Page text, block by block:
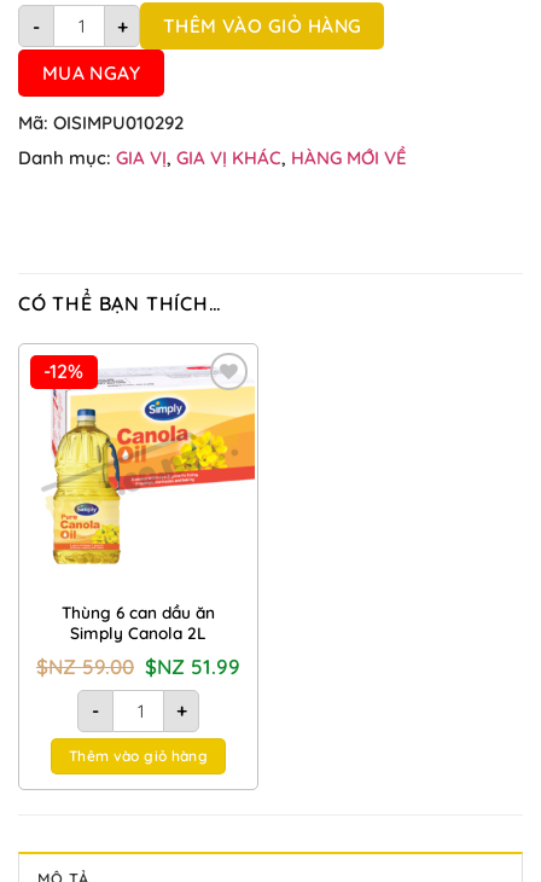
-
Dầu ăn Simply Canola can 2L số lượng
+
THÊM VÀO GIỎ HÀNG
MUA NGAY
Mã: OISIMPU010292
Danh mục: GIA VỊ, GIA VỊ KHÁC, HÀNG MỚI VỀ
CÓ THỂ BẠN THÍCH…
-12%
Add to
Wishlist
Thùng 6 can dầu ăn
Simply Canola 2L
$NZ59.00 Giá
gốc
là:
$NZ
59.00.
$NZ 51.99
-
Thùng 6 can dầu ăn Simply Canola 2L số lượng
+
Thêm vào giỏ hàng